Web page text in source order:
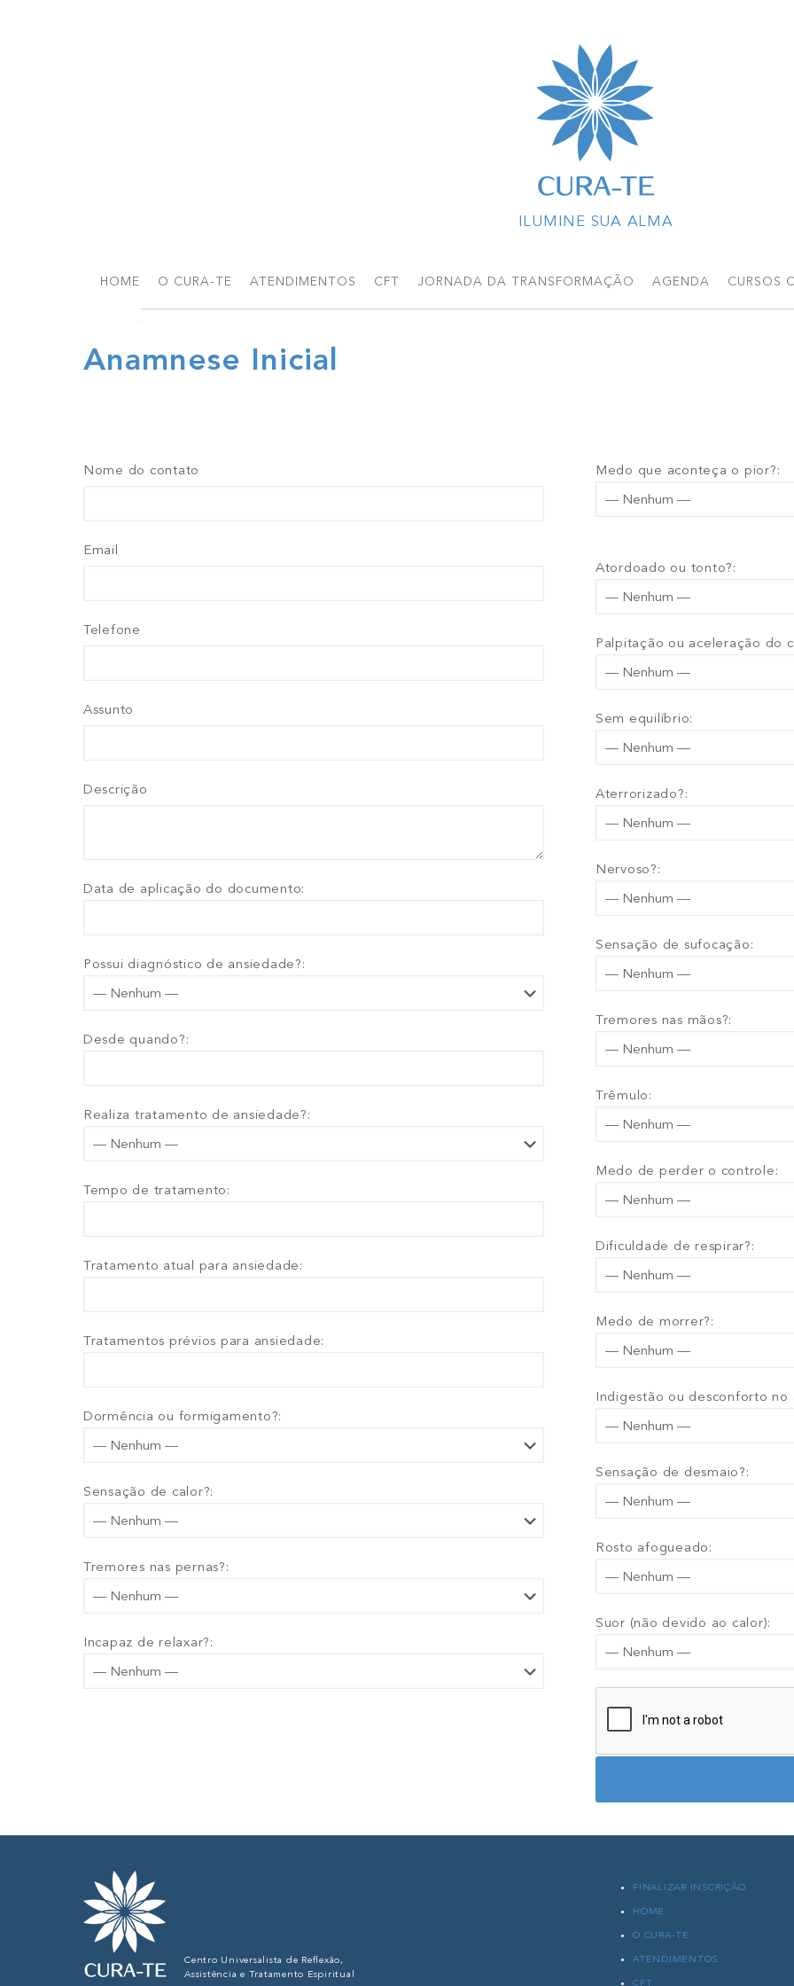
HOME O CURA-TE ATENDIMENTOS CFT JORNADA DA TRANSFORMAÇÃO AGENDA CURSOS
Anamnese Inicial
Nome do contato
Email
Telefone
Assunto
Descrição
Data de aplicação do documento:
Possui diagnóstico de ansiedade?:
Desde quando?:
Realiza tratamento de ansiedade?:
Tempo de tratamento:
Tratamento atual para ansiedade:
Tratamentos prévios para ansiedade:
Dormência ou formigamento?:
Sensação de calor?:
Tremores nas pernas?:
Incapaz de relaxar?:
Medo que aconteça o pior?:
Atordoado ou tonto?:
Palpitação ou aceleração do
Sem equilíbrio:
Aterrorizado?:
Nervoso?:
Sensação de sufocação:
Tremores nas mãos?:
Trêmulo:
Medo de perder o controle:
Dificuldade de respirar?:
Medo de morrer?:
Indigestão ou desconforto no
Sensação de desmaio?:
Rosto afogueado:
Suor (não devido ao calor):
Centro Universalista de Reflexão,
Assistência e Tratamento Espiritual
FINALIZAR INSCRIÇÃO
HOME
O CURA-TE
ATENDIMENTOS
CFT